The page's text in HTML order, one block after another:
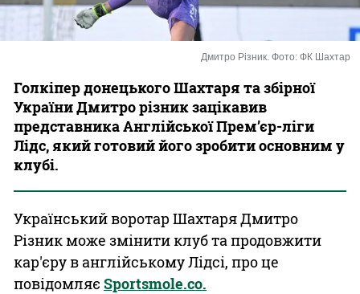
Дмитро Різник. Фото: ФК Шахтар
Голкіпер донецького Шахтаря та збірної
України Дмитро різник зацікавив
представника Англійської Прем’єр-ліги
Лідс, який готовий його зробити основним у
клубі.
Український воротар Шахтаря Дмитро
Різник може змінити клуб та продовжити
кар'єру в англійському Лідсі, про це
повідомляє Sportsmole.co.